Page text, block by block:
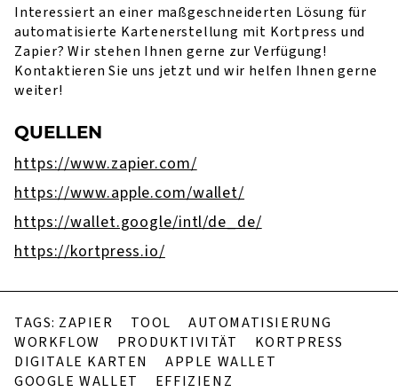
Interessiert an einer maßgeschneiderten Lösung für
automatisierte Kartenerstellung mit Kortpress und
Zapier? Wir stehen Ihnen gerne zur Verfügung!
Kontaktieren Sie uns jetzt und wir helfen Ihnen gerne
weiter!
QUELLEN
https://www.zapier.com/
https://www.apple.com/wallet/
https://wallet.google/intl/de_de/
https://kortpress.io/
TAGS: ZAPIER TOOL
AUTOMATISIERUNG
WORKFLOW
PRODUKTIVITÄT
KORTPRESS
DIGITALE KARTEN
APPLE WALLET
GOOGLE WALLET
EFFIZIENZ